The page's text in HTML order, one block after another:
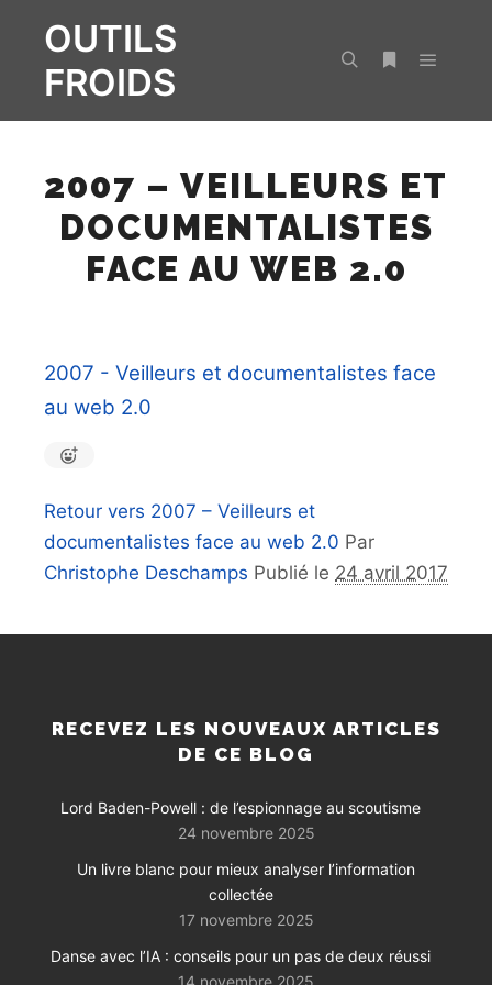
OUTILS
FROIDS
2007 – VEILLEURS ET
DOCUMENTALISTES
FACE AU WEB 2.0
2007 - Veilleurs et documentalistes face
au web 2.0
Retour vers 2007 – Veilleurs et
documentalistes face au web 2.0 Par
Christophe Deschamps Publié le 24 avril 2017
RECEVEZ LES NOUVEAUX ARTICLES
DE CE BLOG
Lord Baden-Powell : de l’espionnage au scoutisme
24 novembre 2025
Un livre blanc pour mieux analyser l’information
collectée
17 novembre 2025
Danse avec l’IA : conseils pour un pas de deux réussi
14 novembre 2025